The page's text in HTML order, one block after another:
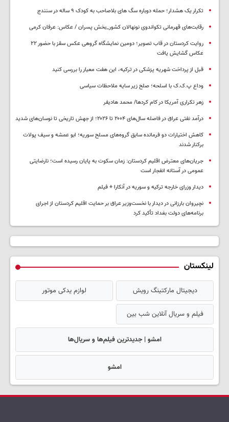
تکرار یک هشدار؛ حمله دوباره سگ های بلاصاحب به کودک ۹ ساله در سنندج
رقابت‌های قهرمانی تکواندوی نونهالان کشور_بخش پسران / عکاس: عرفان کرمی
روایت کردستان در قاب تصویر؛ دومین نمایشگاه گروهی عکس سقز با حضور ۲۲
عکاس گشایش یافت
قبل از پرداخت شهریه پزشکی در ترکیه، این هفت معیار را بررسی کنید
وداع پ.ک.ک با اسلحه؛ صلح زیر سایه ملاحظات سیاسی
زهر تکراری آمریکا در کام کردها/ محمد هادیفر
درآمد نفتی عراق در فاصله سال‌های ۲۰۰۴ تا ۲۰۲۶؛ از جهش تاریخی تا نوسان‌های شدید
کاهش اختیارات دو فرمانده سابق گروه‌های مسلح سوریه؛ ابو عمشه و سیف پولات
برکنار شدند
جریان‌های معترض اقلیم کردستان: زمان سکوت به پایان رسیده است؛ نارضایتی
عمومی در آستانه انفجار است
دیدار وزرای خارجه ترکیه و سوریه در آنکارا + فیلم
نچیروان بارزانی در دیدار با نخست‌وزیر عراق بر حمایت اقلیم کردستان از اجرای
برنامه‌های دولت بغداد تأکید کرد
لینکستان
دیجیتال مارکتینگ رویش لوازم یدکی موتور
فیلم و سریال آنلاین شب بین
امشو | جدیدترین فیلم‌ها و سریال‌ها
امشو